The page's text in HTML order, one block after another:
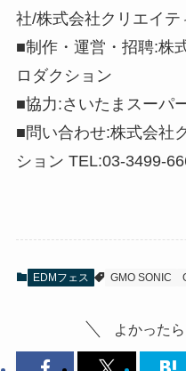
社/株式会社クリエイ
■制作・運営・招聘:株
ロダクション
■協力:さいたまスーパ
■問い合わせ:株式会社
ション TEL:03-3499-
EDMフェス GMO SONIC
よかった